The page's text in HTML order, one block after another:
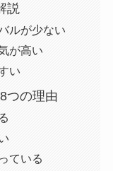
説
ルが少ない
が高い
い
つの理由
ている